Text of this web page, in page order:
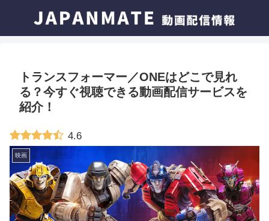
トランスフォーマー／ONEはどこで見れ
る？今すぐ視聴できる動画配信サービスを
紹介！
4.6
映画